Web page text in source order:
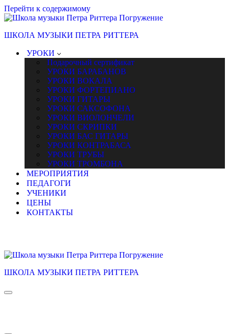
Перейти к содержимому
ШКОЛА МУЗЫКИ ПЕТРА РИТТЕРА
УРОКИ
Подарочный сертификат
УРОКИ БАРАБАНОВ
УРОКИ ВОКАЛА
УРОКИ ФОРТЕПИАНО
УРОКИ ГИТАРЫ
УРОКИ САКСОФОНА
УРОКИ ВИОЛОНЧЕЛИ
УРОКИ СКРИПКИ
УРОКИ БАС ГИТАРЫ
УРОКИ КОНТРАБАСА
УРОКИ ТРУБЫ
УРОКИ ТРОМБОНА
МЕРОПРИЯТИЯ
ПЕДАГОГИ
УЧЕНИКИ
ЦЕНЫ
КОНТАКТЫ
ШКОЛА МУЗЫКИ ПЕТРА РИТТЕРА
Меню